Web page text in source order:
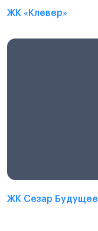
ЖК «Клевер»
ЖК Сезар Будущее